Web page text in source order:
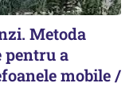
Metoda
pentru a
mobile /